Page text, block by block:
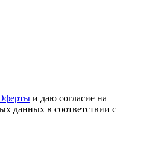
и даю согласие на
данных в соответствии с